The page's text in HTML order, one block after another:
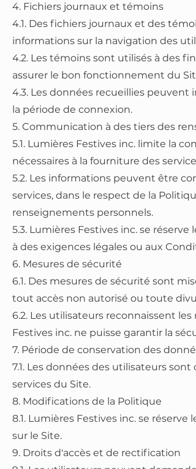
4. Fichiers journaux et témoins
4.1. Des fichiers journaux et des
informations sur la navigation des
4.2. Les témoins sont utilisés à des
assurer le bon fonctionnement du
4.3. Les données recueillies peuvent
la période de connexion.
5. Communication à des tiers des
5.1. Lumières Festives inc. limite la
nécessaires à la fourniture des
5.2. Les informations peuvent être
services, dans le respect de la
renseignements personnels.
5.3. Lumières Festives inc. se
à des exigences légales ou aux
6. Mesures de sécurité
6.1. Des mesures de sécurité sont
tout accès non autorisé ou toute
6.2. Les utilisateurs reconnaissent
Festives inc. ne puisse garantir la
7. Période de conservation des
7.1. Les données des utilisateurs
services du Site.
8. Modifications de la Politique
8.1. Lumières Festives inc. se
sur le Site.
9. Droits d'accès et de rectification